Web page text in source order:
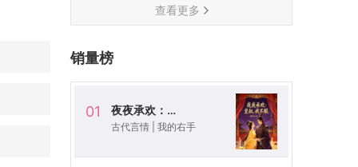
查看更多
销量榜
01 夜夜承欢：皇叔，我不服
古代言情 我的右手